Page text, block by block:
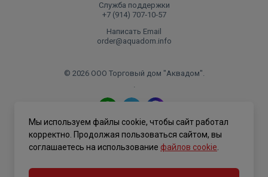
Служба поддержки
+7 (914) 707‑10‑57
Написать Email
order@aquadom.info
© 2026 ООО Торговый дом "Аквадом".
.
Политика конфиденциальности
Мы используем файлы cookie, чтобы сайт работал
корректно. Продолжая пользоваться сайтом, вы
соглашаетесь на использование файлов cookie